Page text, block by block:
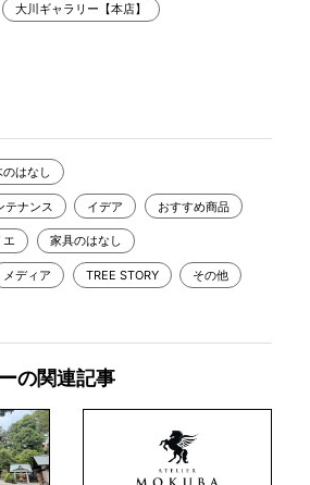
大川ギャラリー【本店】
のはなし
テナンス イデア おすすめ商品
エ 家具のはなし
メディア TREE STORY その他
の関連記事